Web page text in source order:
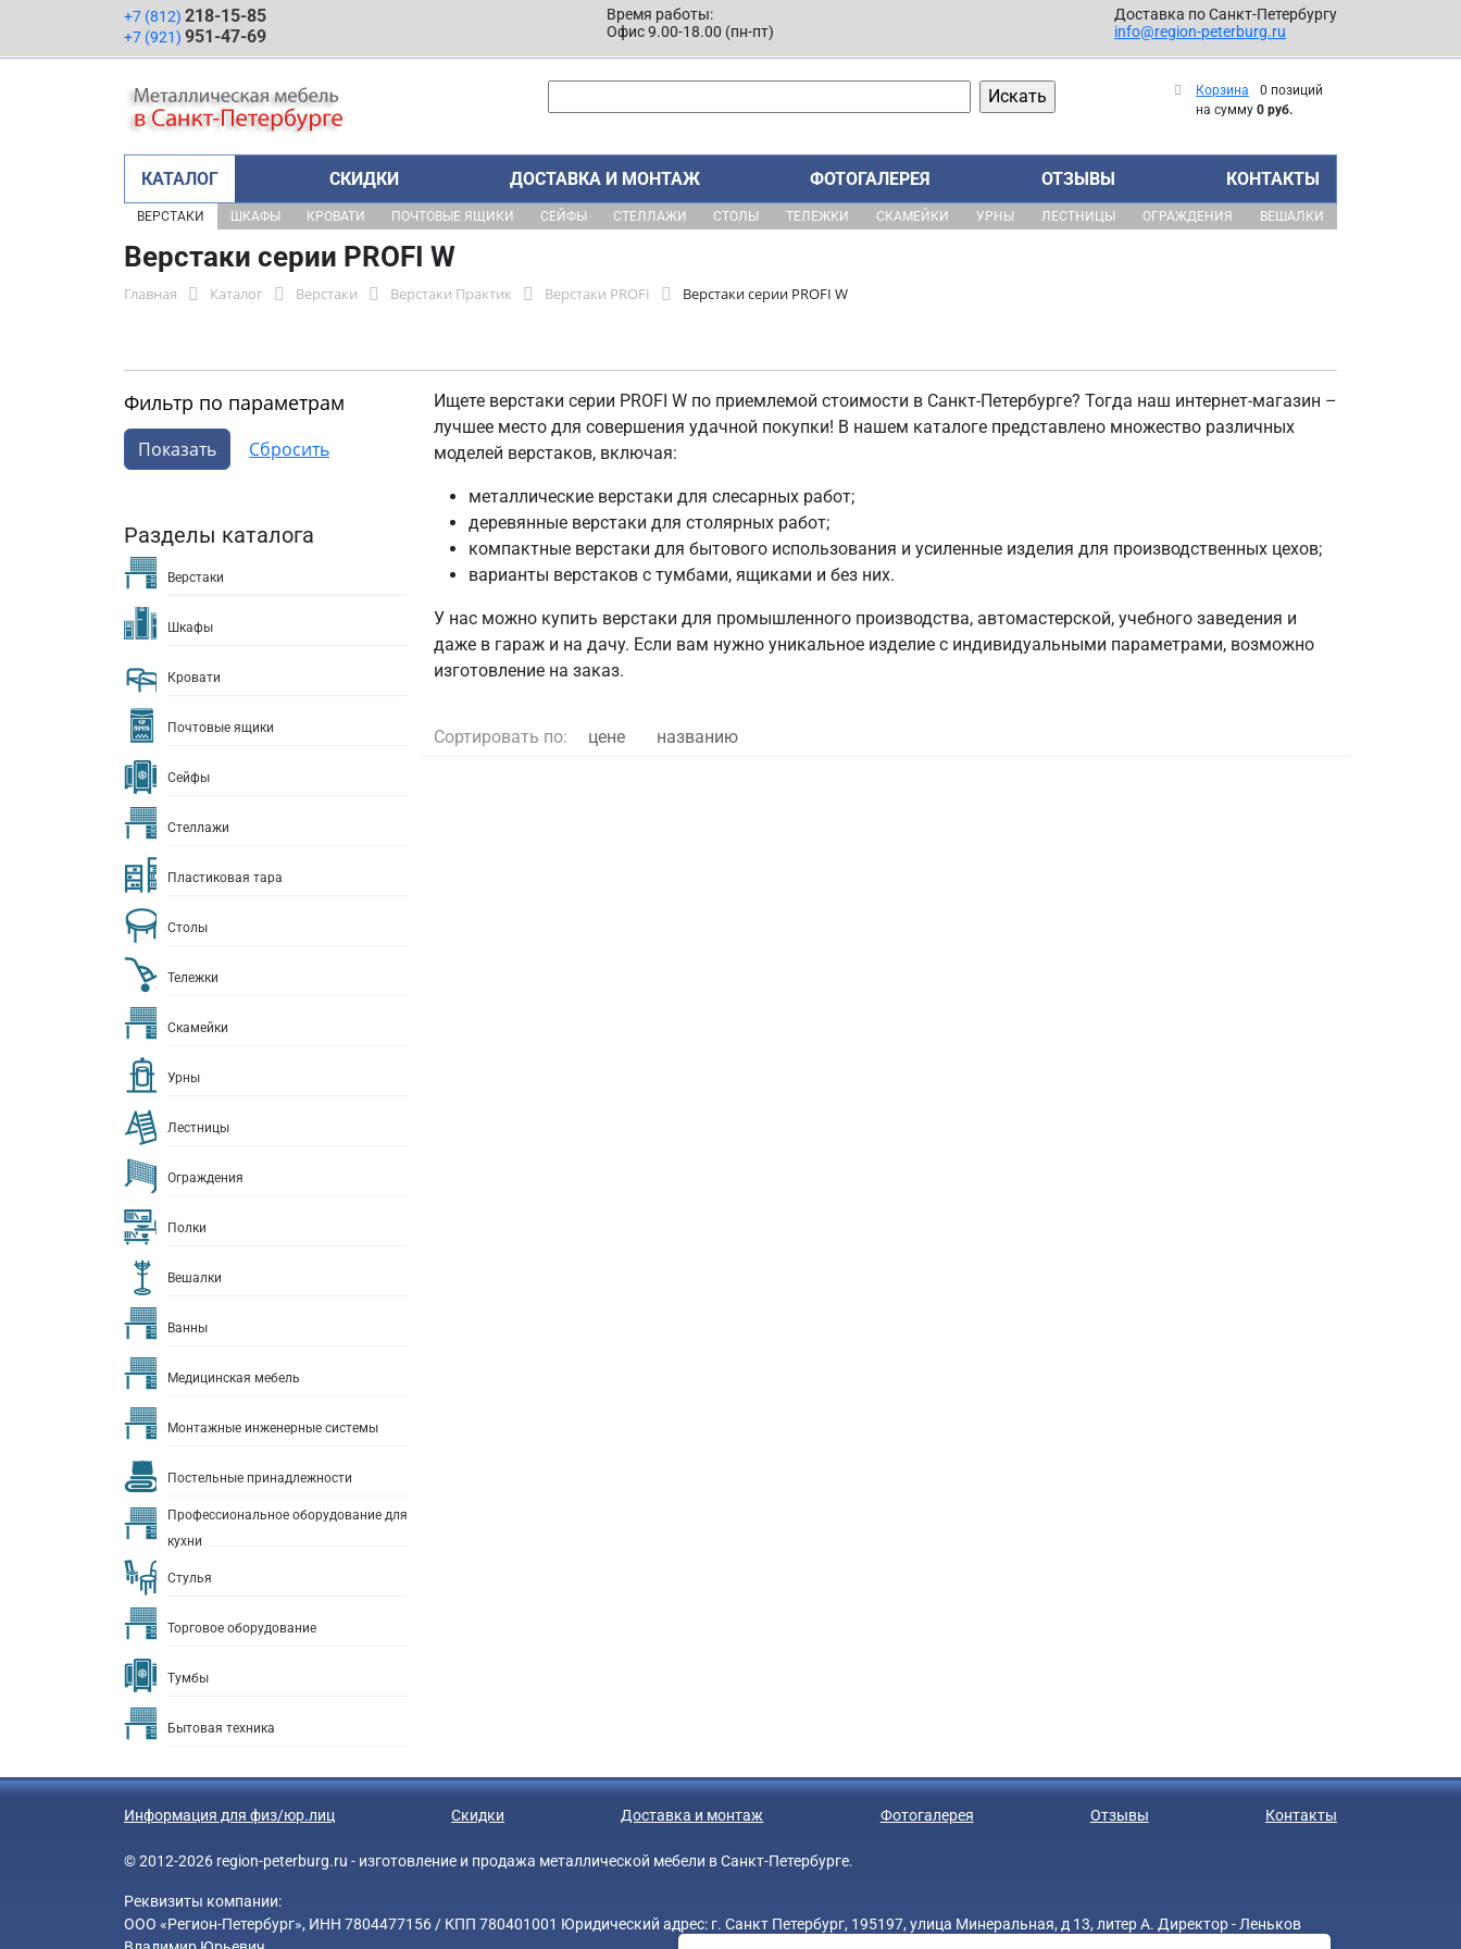
+7 (812) 218-15-85
+7 (921) 951-47-69
Время работы:
Офис 9.00-18.00 (пн-пт)
Доставка по Санкт-Петербургу
info@region-peterburg.ru
Корзина
0 позиций
на сумму 0 руб.
КАТАЛОГ СКИДКИ ДОСТАВКА И МОНТАЖ ФОТОГАЛЕРЕЯ ОТЗЫВЫ КОНТАКТЫ
ВЕРСТАКИ ШКАФЫ КРОВАТИ ПОЧТОВЫЕ ЯЩИКИ СЕЙФЫ СТЕЛЛАЖИ СТОЛЫ ТЕЛЕЖКИ СКАМЕЙКИ УРНЫ ЛЕСТНИЦЫ ОГРАЖДЕНИЯ ВЕШАЛКИ
Верстаки серии PROFI W
Главная Каталог Верстаки Верстаки Практик Верстаки PROFI Верстаки серии PROFI W
Фильтр по параметрам
Разделы каталога
Верстаки
Шкафы
Кровати
Почтовые ящики
Сейфы
Стеллажи
Пластиковая тара
Столы
Тележки
Скамейки
Урны
Лестницы
Ограждения
Полки
Вешалки
Ванны
Медицинская мебель
Монтажные инженерные системы
Постельные принадлежности
Профессиональное оборудование для
кухни
Стулья
Торговое оборудование
Тумбы
Бытовая техника
Ищете верстаки серии PROFI W по приемлемой стоимости в Санкт-Петербурге? Тогда наш интернет-магазин –
лучшее место для совершения удачной покупки! В нашем каталоге представлено множество различных
моделей верстаков, включая:
металлические верстаки для слесарных работ;
деревянные верстаки для столярных работ;
компактные верстаки для бытового использования и усиленные изделия для производственных цехов;
варианты верстаков с тумбами, ящиками и без них.
У нас можно купить верстаки для промышленного производства, автомастерской, учебного заведения и
даже в гараж и на дачу. Если вам нужно уникальное изделие с индивидуальными параметрами, возможно
изготовление на заказ.
Сортировать по: цене названию
Информация для физ/юр.лиц Скидки Доставка и монтаж Фотогалерея Отзывы Контакты
© 2012-2026 region-peterburg.ru - изготовление и продажа металлической мебели в Санкт-Петербурге.
Реквизиты компании:
ООО «Регион-Петербург», ИНН 7804477156 / КПП 780401001 Юридический адрес: г. Санкт Петербург, 195197, улица Минеральная, д 13, литер А. Директор - Леньков